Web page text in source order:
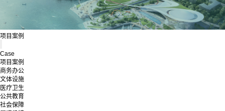
项目案例
Case
项目案例
商务办公
文体设施
医疗卫生
公共教育
社会保障